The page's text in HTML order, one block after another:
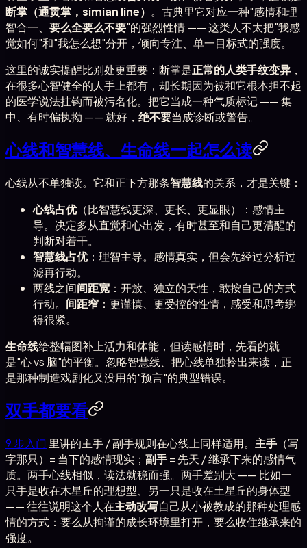
断掌（通贯掌，simian line） 。古典里它对应一种"感情和理
智合一、 要么全要么不要"的强烈性情 —— 这类人不太把"我感
觉如何"和"我怎么想"分开，倾向专注、单一目标式的强度。
这里的诚实提醒比别处更重要：断掌是正常的人类手纹变异 ，
在很多心智健全的人手上都有，却长期因为被和它根本担不起
的医学说法挂钩而被污名化。把它当成一种气质标记 —— 集
中、有时偏执拗 —— 就好， 绝不要当成诊断或警告。
心线和智慧线、生命线一起怎么读
心线从不单独读。它和正下方那条智慧线的关系，才是关键：
心线占优（比智慧线更深、更长、更显眼）：感情主
导。决定多从直觉和心出发，有时甚至和自己更清醒的
判断对着干。
智慧线占优：理智主导。感情真实，但会先经过分析过
滤再行动。
两线之间间距宽 ：开放、独立的天性，敢按自己的方式
行动。 间距窄 ：更谨慎、更受控的性情，感受和思考绑
得很紧。
生命线给整幅图补上活力和体能，但读感情时，先看的就
是"心 vs 脑"的平衡。忽略智慧线、把心线单独拎出来读，正
是那种制造戏剧化又没用的"预言"的典型错误。
双手都要看
9 步入门 里讲的主手 / 副手规则在心线上同样适用。 主手 （写
字那只）= 当下的感情现实； 副手= 先天 / 继承下来的感情气
质。两手心线相似，读法就稳而强。两手差别大 —— 比如一
只手是收在木星丘的理想型、另一只是收在土星丘的身体型
—— 往往说明这个人在主动改写自己从小被教成的那种处理感
情的方式：要么从拘谨的成长环境里打开，要么收住继承来的
强度。